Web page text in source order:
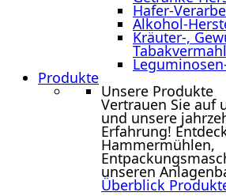
Hafer-
Alkohol-
Kräuter-,
Produkte
Unsere Produkte
Vertrauen Sie auf
und unsere
Erfahrung!
Hammermühlen,
unseren
Überblick